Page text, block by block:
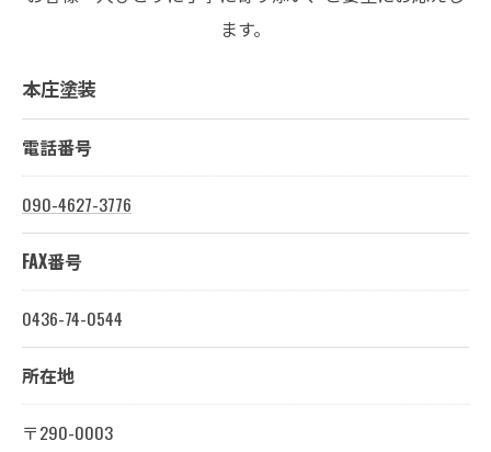
ます。
本庄塗装
電話番号
090-4627-3776
FAX番号
0436-74-0544
所在地
〒290-0003